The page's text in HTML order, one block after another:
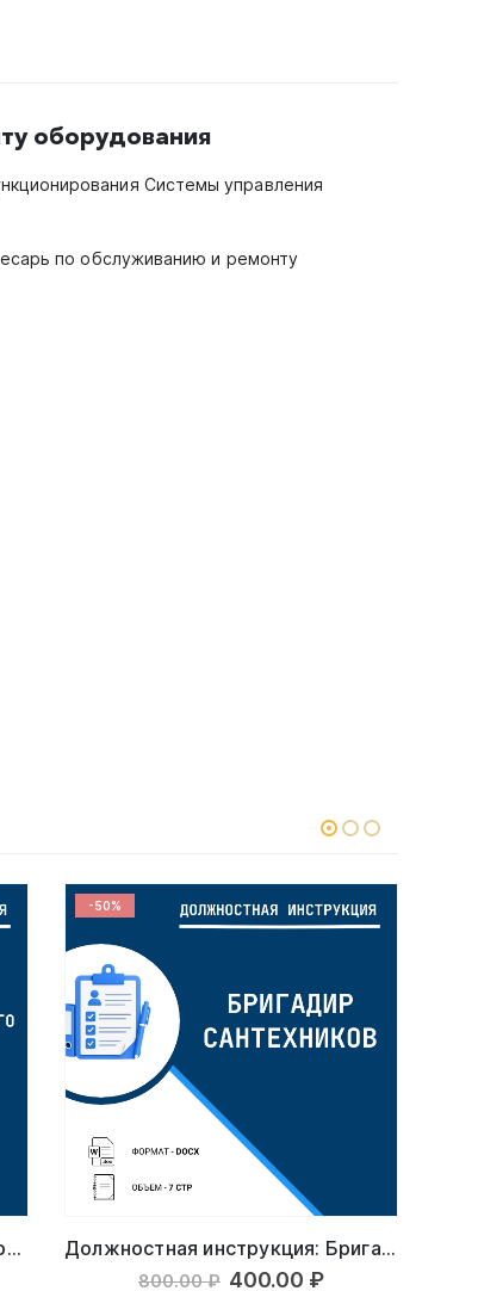
оборудования
Системы управления
по обслуживанию и ремонту
Должностная инструкция: Оператор бетонно-растворного узла (БРУ)
-50%
Должностная инструкция: Бригадир сантехников
800.00₽ Первоначальная
400.00 ₽Текущая